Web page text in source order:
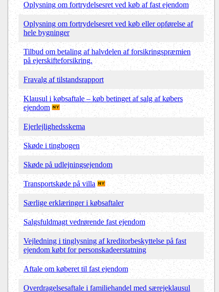
Oplysning om fortrydelsesret ved køb af fast ejendom
Oplysning om fortrydelsesret ved køb eller opførelse af
hele bygninger
Tilbud om betaling af halvdelen af forsikringspræmien
på ejerskifteforsikring.
Fravalg af tilstandsrapport
Klausul i købsaftale – køb betinget af salg af købers
ejendom
Ejerlejlighedsskema
Skøde i tingbogen
Skøde på udlejningsejendom
Transportskøde på villa
Særlige erklæringer i købsaftaler
Salgsfuldmagt vedrørende fast ejendom
Vejledning i tinglysning af kreditorbeskyttelse på fast
ejendom købt for personskadeerstatning
Aftale om køberet til fast ejendom
Overdragelsesaftale i familiehandel med særejeklausul